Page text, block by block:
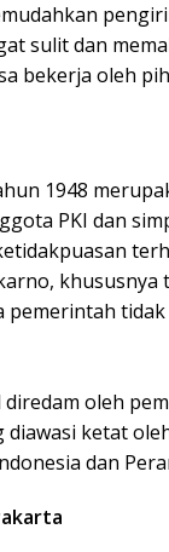
sulit dan
bekerja oleh
1948
PKI dan
pemerintah
oleh
diawasi ketat
dan